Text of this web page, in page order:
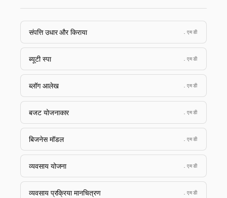
संपत्ति उधार और किराया .एमडी
ब्यूटी स्पा .एमडी
ब्लॉग आलेख .एमडी
बजट योजनाकार .एमडी
बिजनेस मॉडल .एमडी
व्यवसाय योजना .एमडी
व्यवसाय प्रक्रिया मानचित्रण .एमडी